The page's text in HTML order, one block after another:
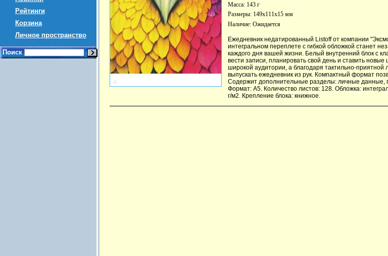
Рейтинги
Корзина
Личное пространство
Поиск
Масса: 143 г
Размеры: 149x111x15 мм
Наличие: Ожидается
Ежедневник недатированный Listoff от компании
интегральном переплете с гибкой обложкой станет
каждого дня вашей жизни. Белый внутренний блок с
вести записи, планировать свой день и ставить
широкой аудитории, а благодаря тактильно-приятной
выпускать ежедневник из рук. Компактный формат
Содержит дополнительные разделы: личные данные,
Формат: А5. Количество листов: 128. Обложка:
г/м2. Крепление блока: книжное.